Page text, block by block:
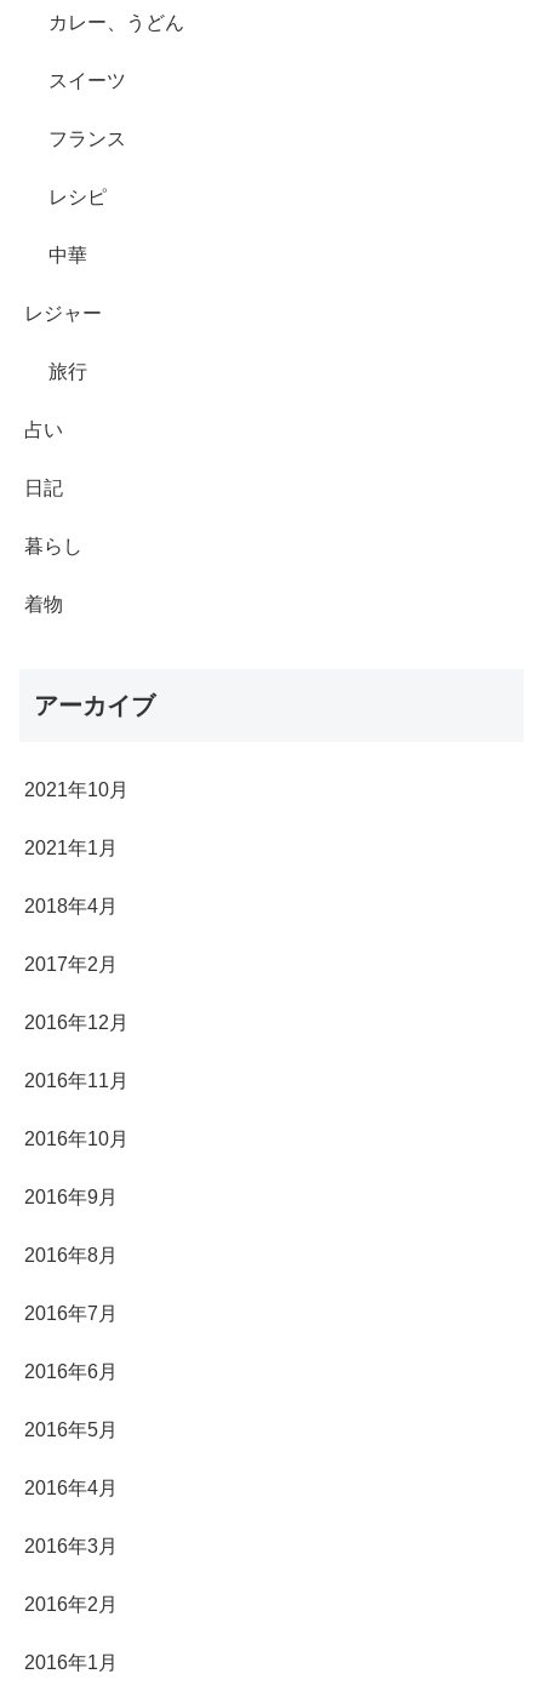
カレー、うどん
スイーツ
フランス
レシピ
中華
レジャー
旅行
占い
日記
暮らし
着物
アーカイブ
2021年10月
2021年1月
2018年4月
2017年2月
2016年12月
2016年11月
2016年10月
2016年9月
2016年8月
2016年7月
2016年6月
2016年5月
2016年4月
2016年3月
2016年2月
2016年1月